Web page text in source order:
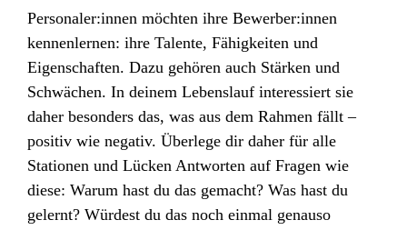
Personaler:innen möchten ihre Bewerber:innen
kennenlernen: ihre Talente, Fähigkeiten und
Eigenschaften. Dazu gehören auch Stärken und
Schwächen. In deinem Lebenslauf interessiert sie
daher besonders das, was aus dem Rahmen fällt –
positiv wie negativ. Überlege dir daher für alle
Stationen und Lücken Antworten auf Fragen wie
diese: Warum hast du das gemacht? Was hast du
gelernt? Würdest du das noch einmal genauso